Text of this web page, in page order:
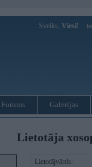
Sveiks, Viesi!
Forums Galerijas
Lietotāja
Lietotājvārds: